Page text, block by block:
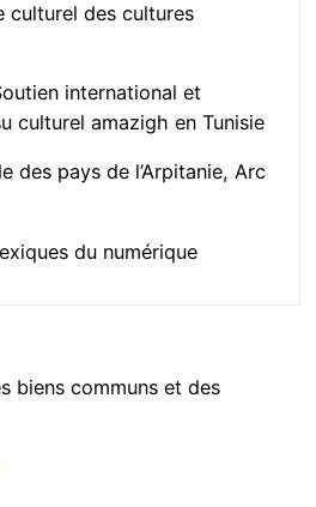
culturel des cultures
international et
culturel amazigh en Tunisie
des pays de l’Arpitanie, Arc
du numérique
biens communs et des